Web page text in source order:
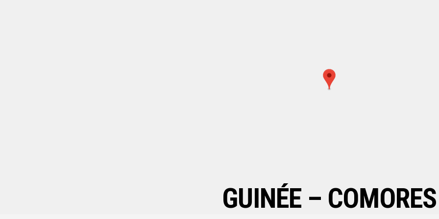
GUINÉE – COMORES